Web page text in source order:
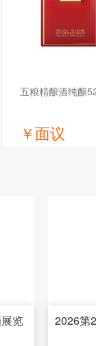
五粮精酿酒纯酿
￥面议
览
2026第